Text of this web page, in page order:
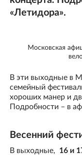
«Летидора».
Московская
В эти выходные в
семейный
хороших манер и
Подробности – в
Весенний
В выходные, 16 и